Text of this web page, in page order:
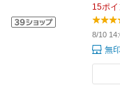
15ポイ
8/10
無